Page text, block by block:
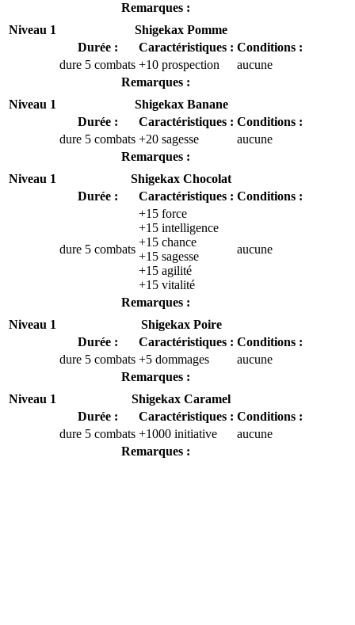
Remarques :
Niveau 1
Shigekax Pomme
Durée :
Caractéristiques : Conditions :
dure 5 combats +10 prospection
aucune
Remarques :
Niveau 1
Shigekax Banane
Durée :
Caractéristiques : Conditions :
dure 5 combats +20 sagesse
aucune
Remarques :
Niveau 1
Shigekax Chocolat
Durée :
Caractéristiques : Conditions :
dure 5 combats
+15 force
+15 intelligence
+15 chance
+15 sagesse
+15 agilité
+15 vitalité
aucune
Remarques :
Niveau 1
Shigekax Poire
Durée :
Caractéristiques : Conditions :
dure 5 combats +5 dommages
aucune
Remarques :
Niveau 1
Shigekax Caramel
Durée :
Caractéristiques : Conditions :
dure 5 combats +1000 initiative
aucune
Remarques :